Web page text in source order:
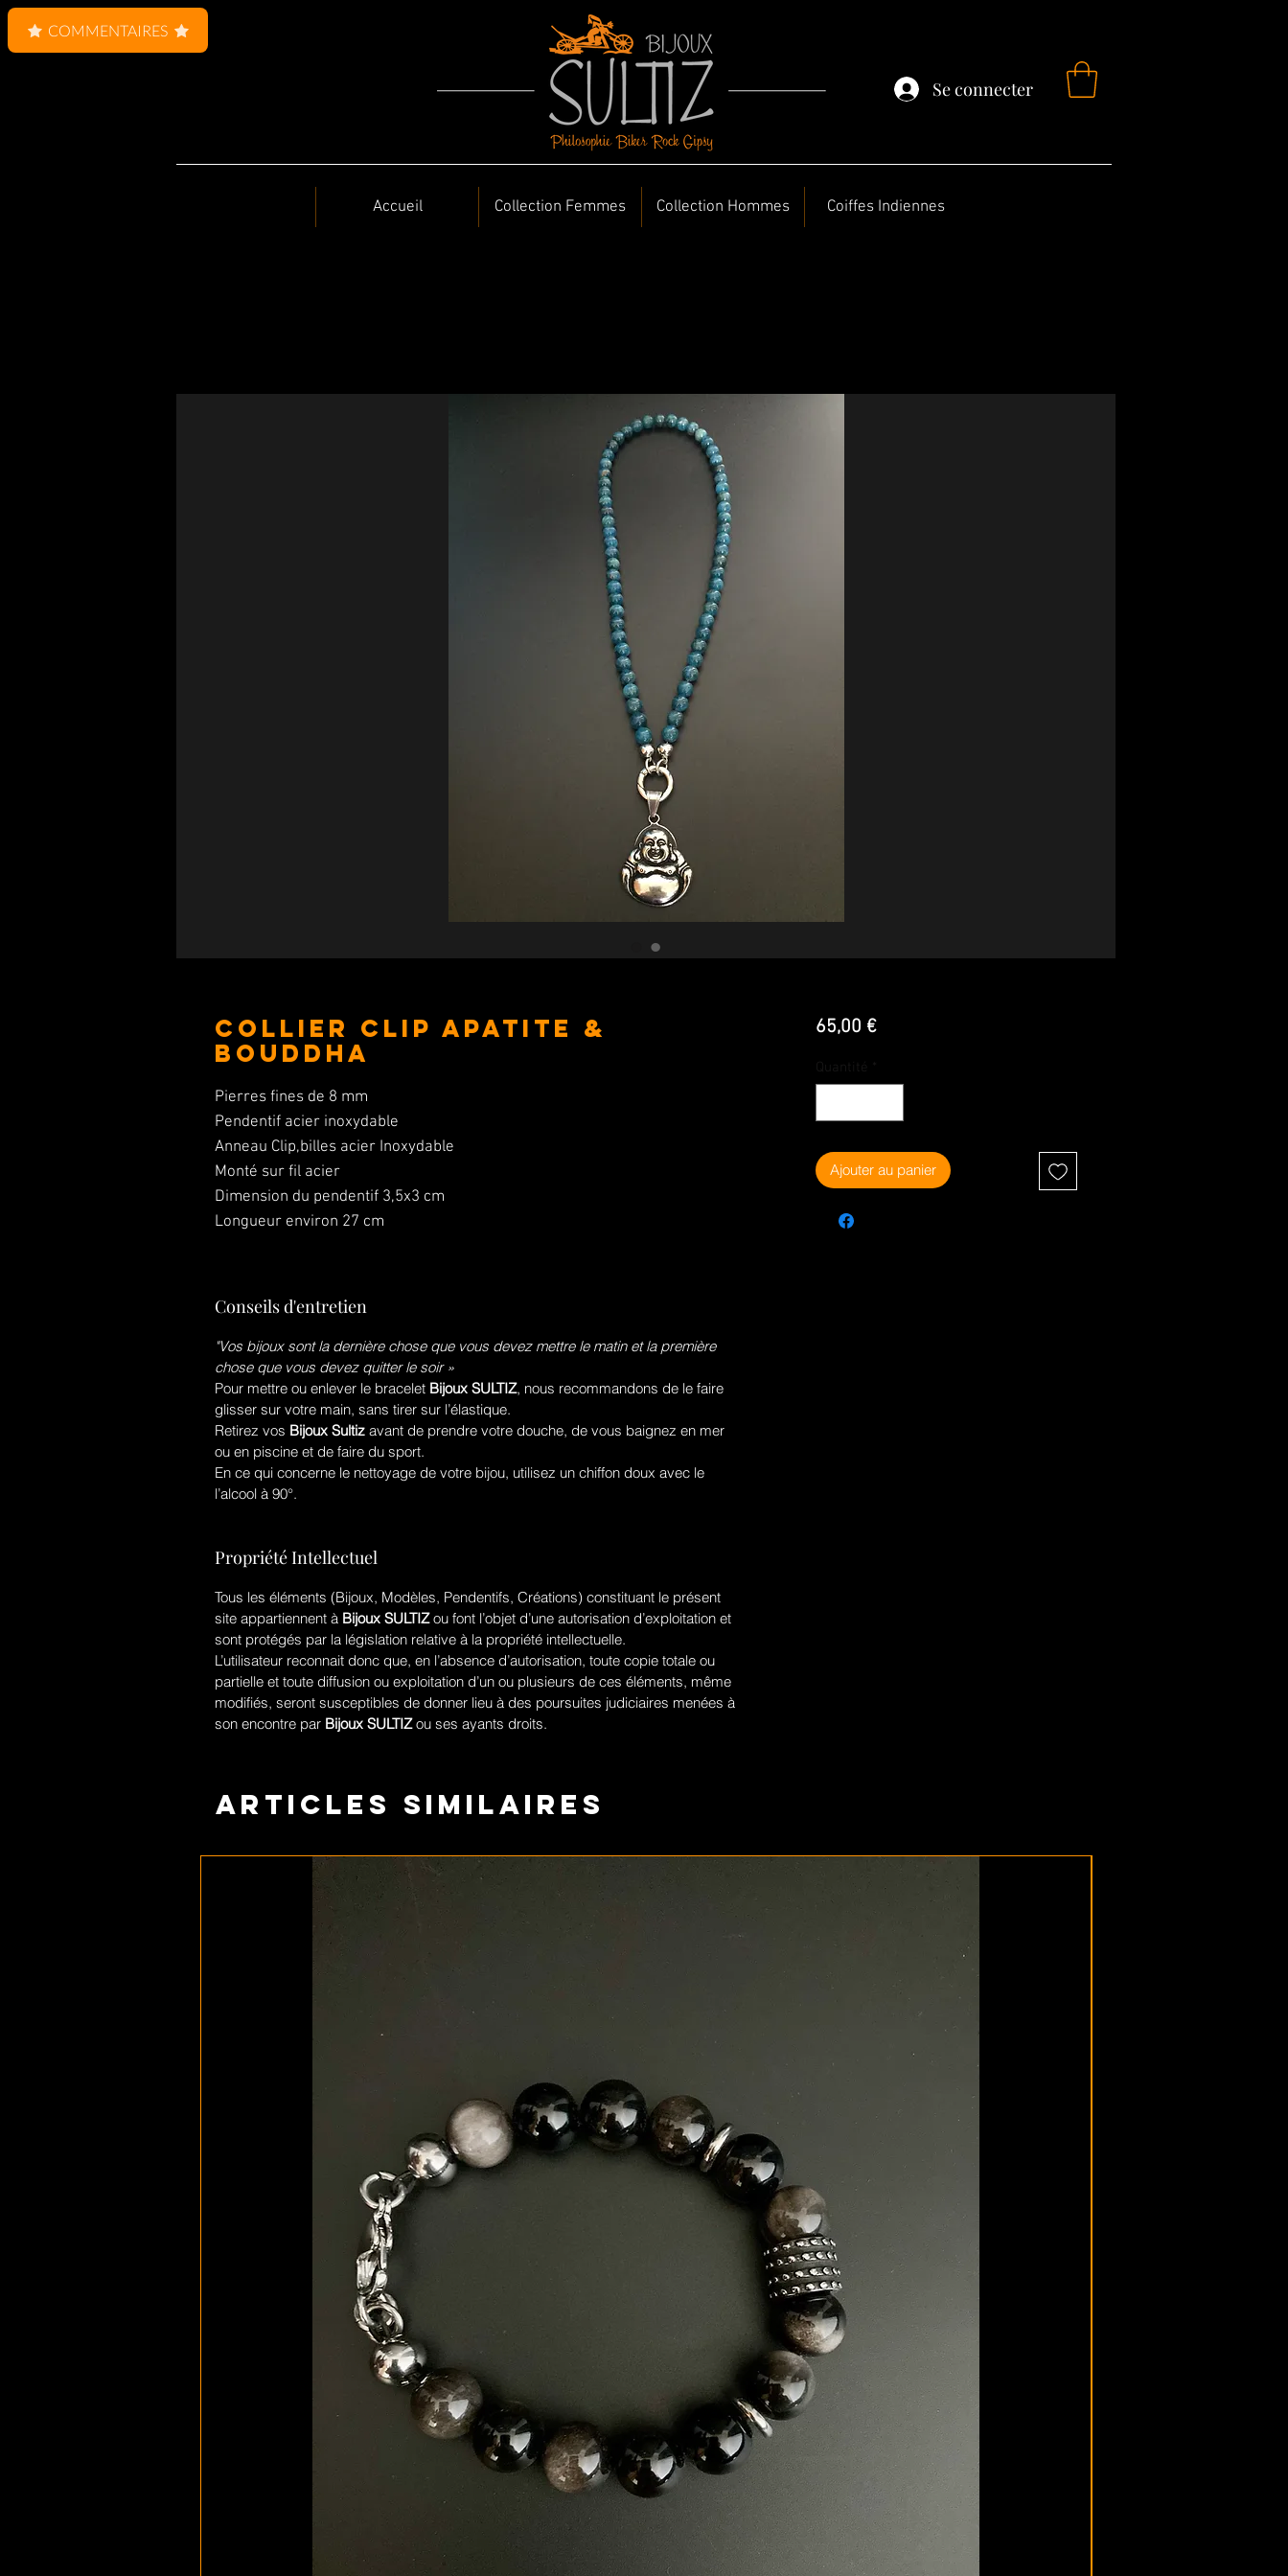
Se connecter
Accueil Collection Femmes Collection Hommes Coiffes Indiennes
Collier Clip Apatite &
Bouddha
Pierres fines de 8 mm
Pendentif acier inoxydable
Anneau Clip,billes acier Inoxydable
Monté sur fil acier
Dimension du pendentif 3,5x3 cm
Longueur environ 27 cm
Conseils d'entretien
"Vos bijoux sont la dernière chose que vous devez mettre le matin et la première
chose que vous devez quitter le soir »
Pour mettre ou enlever le bracelet Bijoux SULTIZ, nous recommandons de le faire
glisser sur votre main, sans tirer sur l’élastique.
Retirez vos Bijoux Sultiz avant de prendre votre douche, de vous baignez en mer
ou en piscine et de faire du sport.
En ce qui concerne le nettoyage de votre bijou, utilisez un chiffon doux avec le
l’alcool à 90°.
Propriété Intellectuel
Tous les éléments (Bijoux, Modèles, Pendentifs, Créations) constituant le présent
site appartiennent à Bijoux SULTIZou font l’objet d’une autorisation d’exploitation et
sont protégés par la législation relative à la propriété intellectuelle.
L’utilisateur reconnait donc que, en l’absence d’autorisation, toute copie totale ou
partielle et toute diffusion ou exploitation d’un ou plusieurs de ces éléments, même
modifiés, seront susceptibles de donner lieu à des poursuites judiciaires menées à
son encontre par Bijoux SULTIZou ses ayants droits.
65,00 €Prix
Ajouter au panier
Articles similaires
COMMENTAIRES